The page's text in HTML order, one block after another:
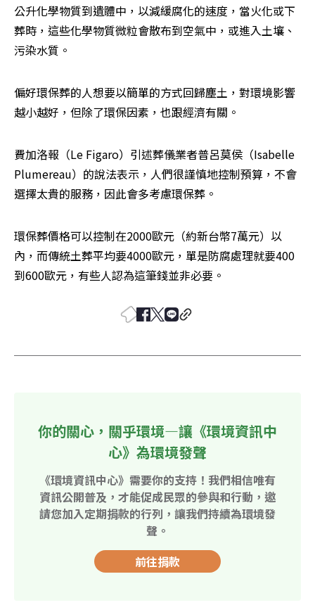
公升化學物質到遺體中，以減緩腐化的速度，當火化或下
葬時，這些化學物質微粒會散布到空氣中，或進入土壤、
污染水質。
偏好環保葬的人想要以簡單的方式回歸塵土，對環境影響
越小越好，但除了環保因素，也跟經濟有關。
費加洛報（Le Figaro）引述葬儀業者普呂莫侯（Isabelle
Plumereau）的說法表示，人們很謹慎地控制預算，不會
選擇太貴的服務，因此會多考慮環保葬。
環保葬價格可以控制在2000歐元（約新台幣7萬元）以
內，而傳統土葬平均要4000歐元，單是防腐處理就要400
到600歐元，有些人認為這筆錢並非必要。
你的關心，關乎環境—讓《環境資訊中
心》為環境發聲
《環境資訊中心》需要你的支持！我們相信唯有
資訊公開普及，才能促成民眾的參與和行動，邀
請您加入定期捐款的行列，讓我們持續為環境發
聲。
前往捐款